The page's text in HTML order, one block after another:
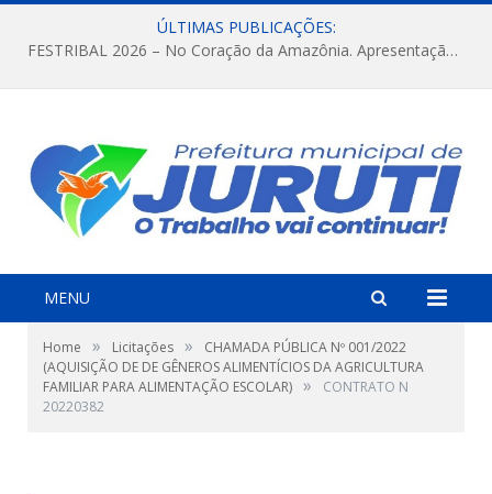
ÚLTIMAS PUBLICAÇÕES:
FESTRIBAL 2026 – No Coração da Amazônia. Apresentação da Munduruku.
MENU
Home » Licitações »
CHAMADA PÚBLICA Nº 001/2022
(AQUISIÇÃO DE DE GÊNEROS ALIMENTÍCIOS DA AGRICULTURA
FAMILIAR PARA ALIMENTAÇÃO ESCOLAR) »
CONTRATO N
20220382